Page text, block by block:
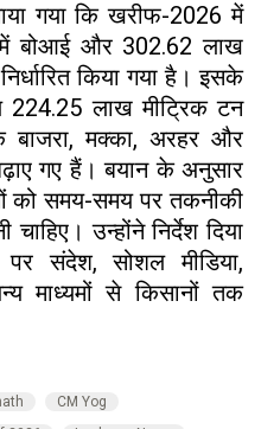
गया कि खरीफ-2026 में
बोआई और 302.62 लाख
किया गया है। इसके
224.25 लाख मीट्रिक टन
बाजरा, मक्का, अरहर और
गए हैं। बयान के अनुसार
को समय-समय पर तकनीकी
उन्होंने निर्देश दिया
पर संदेश, सोशल मीडिया,
माध्यमों से किसानों तक
CM Yog